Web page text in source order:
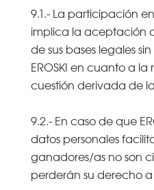
9.1.- La participación
implica la aceptación
de sus bases legales
EROSKI en cuanto a
cuestión derivada de
9.2.- En caso de que
datos personales
ganadores/as no son
perderán su derecho